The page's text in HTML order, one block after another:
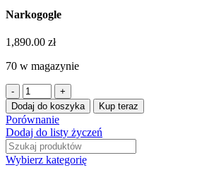
Narkogogle
1,890.00 zł
70 w magazynie
Dodaj do koszyka Kup teraz
Porównanie
Dodaj do listy życzeń
Wybierz kategorię